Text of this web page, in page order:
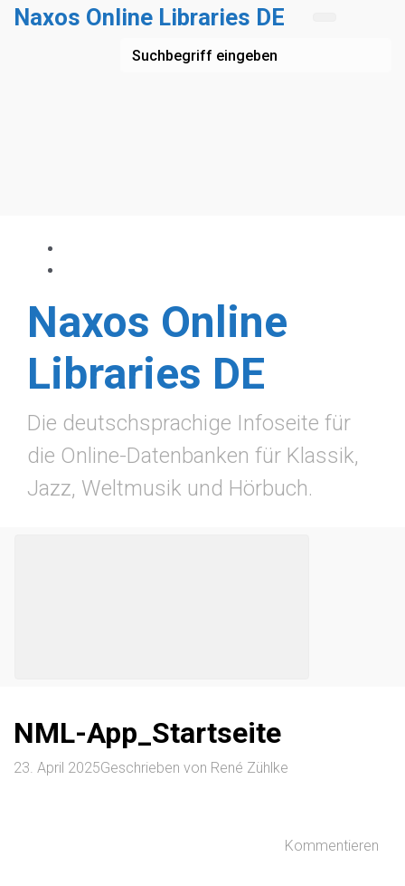
Zum Hauptinhalt springen
Naxos Online Libraries DE
Naxos Online
Libraries DE
Die deutschsprachige Infoseite für
die Online-Datenbanken für Klassik,
Jazz, Weltmusik und Hörbuch.
NML-App_Startseite
23. April 2025Geschrieben von René Zühlke
Kommentieren